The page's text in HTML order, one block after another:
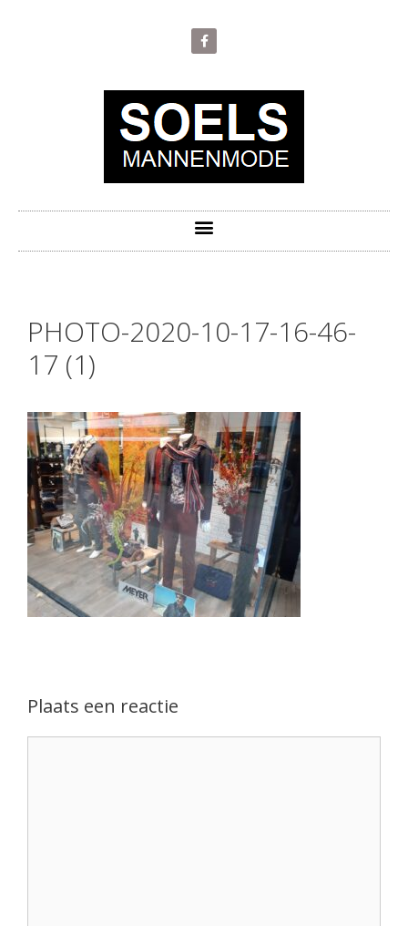
PHOTO-2020-10-17-16-46-
17 (1)
Plaats een reactie